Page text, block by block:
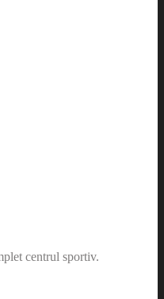
centrul sportiv.